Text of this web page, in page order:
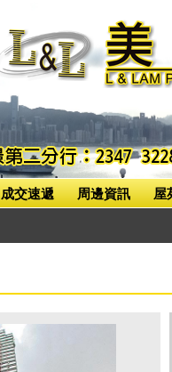
成交速遞 周邊資訊 屋